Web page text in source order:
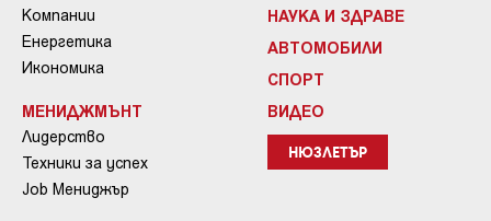
Компании
Енергетика
Икономика
МЕНИДЖМЪНТ
Лидерство
Техники за успех
Job Мениджър
НАУКА И ЗДРАВЕ
АВТОМОБИЛИ
СПОРТ
ВИДЕО
НЮЗЛЕТЪР